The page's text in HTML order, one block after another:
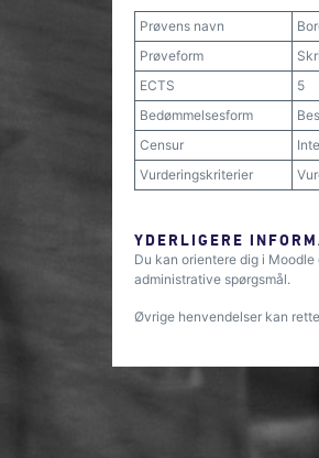
Prøvens navn
Prøveform
ECTS
5
Bedømmelsesform
Censur
Vurderingskriterier
YDERLIGERE
Du kan orientere dig i
administrative spørgsmål.
Øvrige henvendelser kan